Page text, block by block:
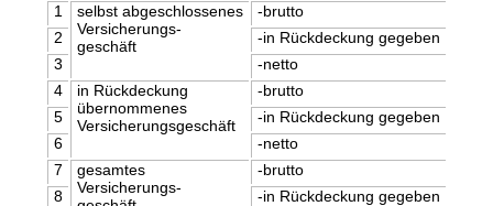
1
selbst abgeschlossenes
Versicherungs-
geschäft
-brutto
2
-in Rückdeckung gegeben
3
-netto
4
in Rückdeckung
übernommenes
Versicherungsgeschäft
-brutto
5
-in Rückdeckung gegeben
6
-netto
7
gesamtes
Versicherungs-
-brutto
8
-in Rückdeckung gegeben